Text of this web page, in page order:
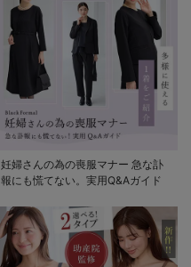
妊婦さんの為の喪服マナー 急な訃
報にも慌てない。実用Q&Aガイド